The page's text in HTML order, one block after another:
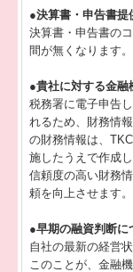
●決算書・申告書提
決算書・申告書の
間が無くなります。
●貴社に対する金融
税務署に電子申告
れるため、財務情
の財務情報は、
施したうえで作成
信頼度の高い財務
頼を向上させます。
●早期の融資判断に
自社の最新の経営
このことが、金融